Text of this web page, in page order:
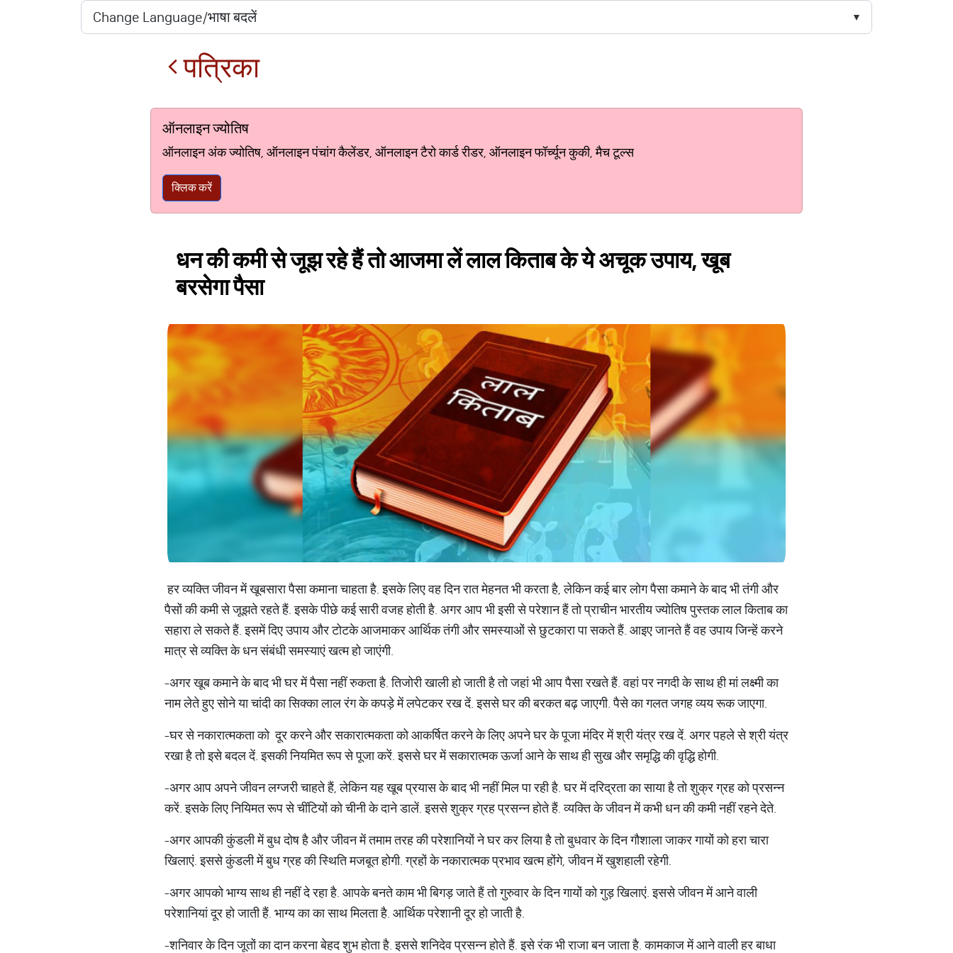
पत्रिका
ऑनलाइन ज्योतिष
ऑनलाइन अंक ज्योतिष, ऑनलाइन पंचांग कैलेंडर, ऑनलाइन टैरो कार्ड रीडर, ऑनलाइन फॉर्च्यून कुकी, मैच टूल्स
क्लिक करें
धन की कमी से जूझ रहे हैं तो आजमा लें लाल किताब के ये अचूक उपाय, खूब
बरसेगा पैसा
हर व्यक्ति जीवन में खूबसारा पैसा कमाना चाहता है. इसके लिए वह दिन रात मेहनत भी करता है, लेकिन कई बार लोग पैसा कमाने के बाद भी तंगी और
पैसों की कमी से जूझते रहते हैं. इसके पीछे कई सारी वजह होती है. अगर आप भी इसी से परेशान हैं तो प्राचीन भारतीय ज्योतिष पुस्तक लाल किताब का
सहारा ले सकते हैं. इसमें दिए उपाय और टोटके आजमाकर आर्थिक तंगी और समस्याओं से छुटकारा पा सकते हैं. आइए जानते हैं वह उपाय जिन्हें करने
मात्र से व्यक्ति के धन संबंधी समस्याएं खत्म हो जाएंगी.
-अगर खूब कमाने के बाद भी घर में पैसा नहीं रुकता है. तिजोरी खाली हो जाती है तो जहां भी आप पैसा रखते हैं. वहां पर नगदी के साथ ही मां लक्ष्मी का
नाम लेते हुए सोने या चांदी का सिक्का लाल रंग के कपड़े में लपेटकर रख दें. इससे घर की बरकत बढ़ जाएगी. पैसे का गलत जगह व्यय रूक जाएगा.
-घर से नकारात्मकता को दूर करने और सकारात्मकता को आकर्षित करने के लिए अपने घर के पूजा मंदिर में श्री यंत्र रख दें. अगर पहले से श्री यंत्र
रखा है तो इसे बदल दें. इसकी नियमित रूप से पूजा करें. इससे घर में सकारात्मक ऊर्जा आने के साथ ही सुख और समृद्धि की वृद्धि होगी.
-अगर आप अपने जीवन लग्जरी चाहते हैं, लेकिन यह खूब प्रयास के बाद भी नहीं मिल पा रही है. घर में दरिद्रता का साया है तो शुक्र ग्रह को प्रसन्न
करें. इसके लिए नियिमत रूप से चींटियों को चीनी के दाने डालें. इससे शुक्र ग्रह प्रसन्न होते हैं. व्यक्ति के जीवन में कभी धन की कमी नहीं रहने देते.
-अगर आपकी कुंडली में बुध दोष है और जीवन में तमाम तरह की परेशानियों ने घर कर लिया है तो बुधवार के दिन गौशाला जाकर गायों को हरा चारा
खिलाएं. इससे कुंडली में बुध ग्रह की स्थिति मजबूत होगी. ग्रहों के नकारात्मक प्रभाव खत्म होंगे, जीवन में खुशहाली रहेगी.
-अगर आपको भाग्य साथ ही नहीं दे रहा है. आपके बनते काम भी बिगड़ जाते हैं तो गुरुवार के दिन गायों को गुड़ खिलाएं. इससे जीवन में आने वाली
परेशानियां दूर हो जाती हैं. भाग्य का का साथ मिलता है. आर्थिक परेशानी दूर हो जाती है.
-शनिवार के दिन जूतों का दान करना बेहद शुभ होता है. इससे शनिदेव प्रसन्न होते हैं. इसे रंक भी राजा बन जाता है. कामकाज में आने वाली हर बाधा